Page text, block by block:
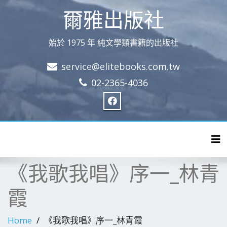
爾雅出版社
始於 1975 年 純文學類書籍的出版社
service@elitebooks.com.tw
02-2365-4036
《我歌我唱》序一_林青
霞
Home 《我歌我唱》序一_林青霞